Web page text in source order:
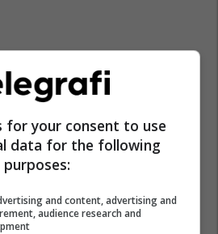
for your consent to use
data for the following
purposes:
and content, advertising and
audience research and